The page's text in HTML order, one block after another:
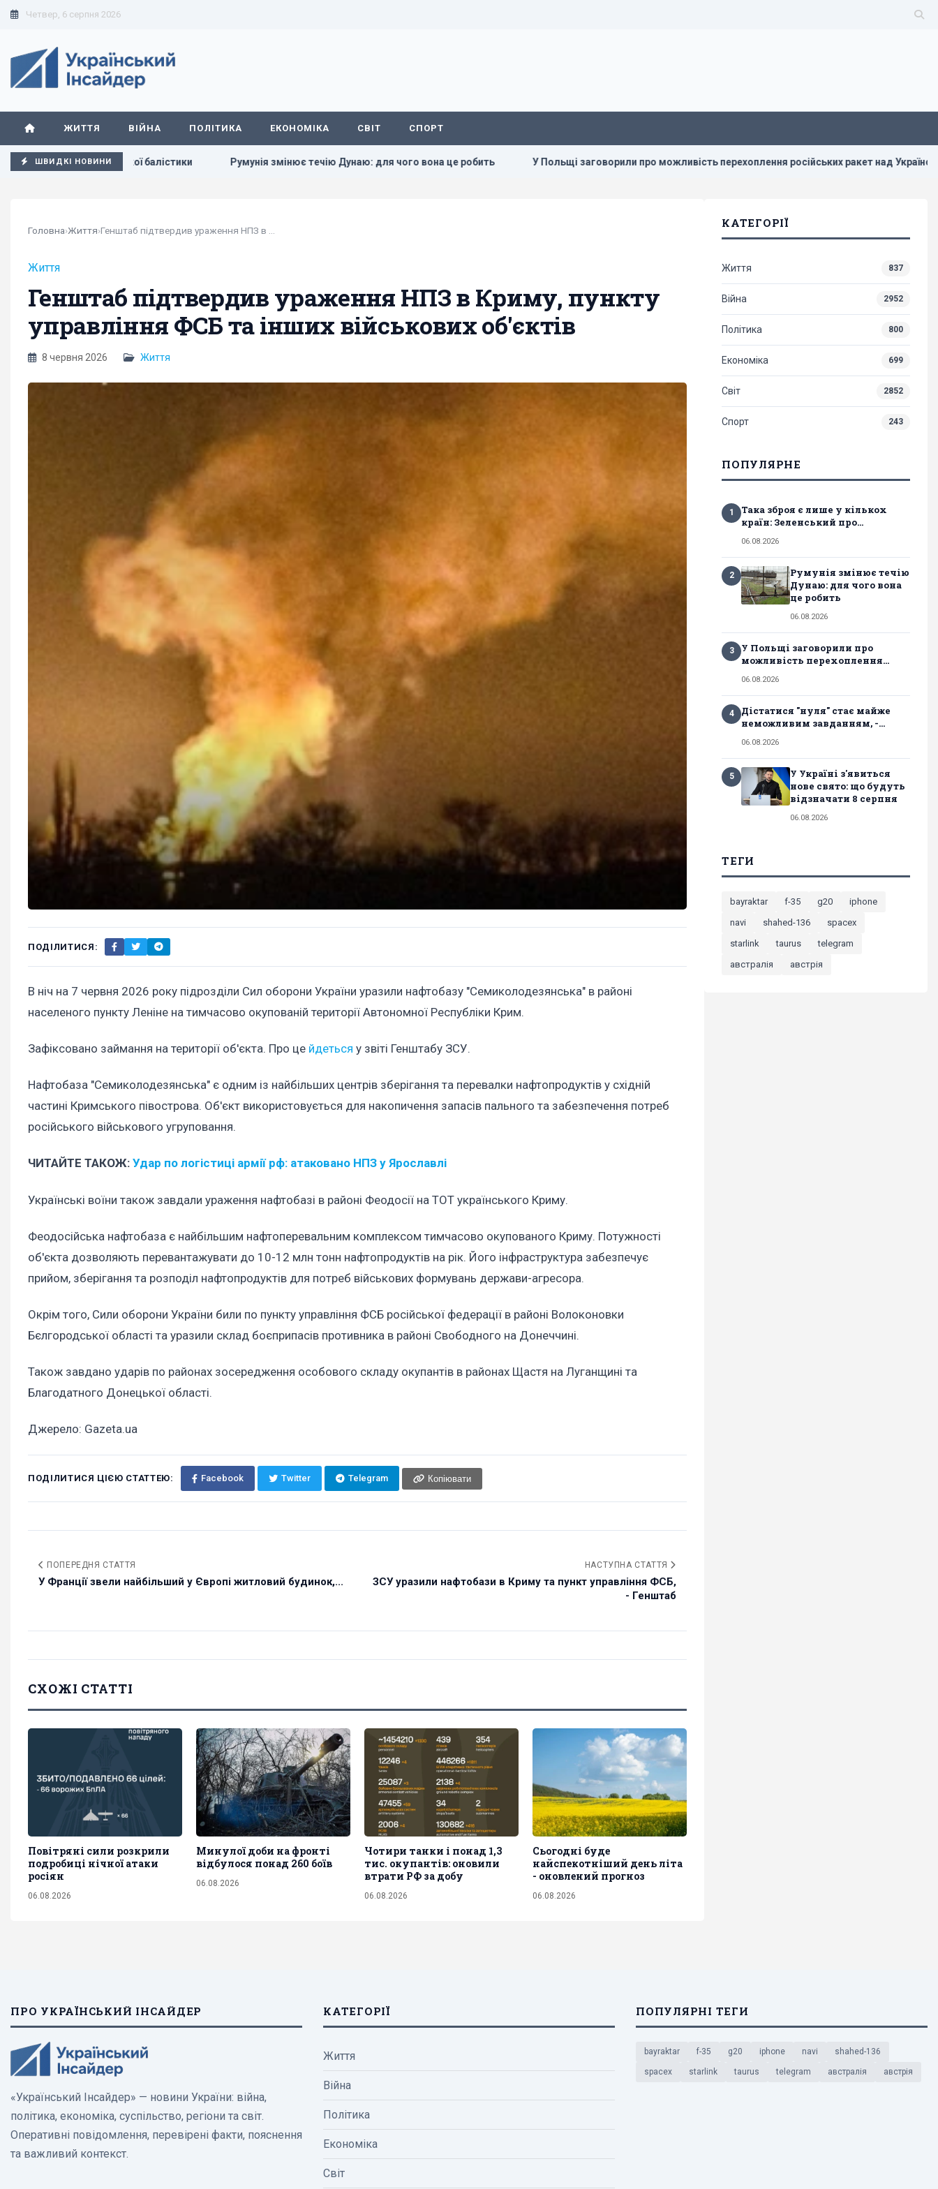
Четвер, 6 серпня 2026
ЖИТТЯ ВІЙНА ПОЛІТИКА ЕКОНОМІКА СВІТ СПОРТ
ШВИДКІ НОВИНИ
балістики Румунія змінює течію Дунаю: для чого вона це робить У Польщі заговорили про можливість перехоплення російських ракет над Україною, - PAP
Головна›Життя›
Життя
Генштаб підтвердив ураження НПЗ в Криму, пункту
управління ФСБ та інших військових об'єктів
8 червня 2026 Життя
ПОДІЛИТИСЯ:
В ніч на 7 червня 2026 року підрозділи Сил оборони України уразили нафтобазу "Семиколодезянська" в районі
населеного пункту Леніне на тимчасово окупованій території Автономної Республіки Крим.
Зафіксовано займання на території об'єкта. Про це йдеться у звіті Генштабу ЗСУ.
Нафтобаза "Семиколодезянська" є одним із найбільших центрів зберігання та перевалки нафтопродуктів у східній
частині Кримського півострова. Об'єкт використовується для накопичення запасів пального та забезпечення потреб
російського військового угруповання.
ЧИТАЙТЕ ТАКОЖ: Удар по логістиці армії рф: атаковано НПЗ у Ярославлі
Українські воїни також завдали ураження нафтобазі в районі Феодосії на ТОТ українського Криму.
Феодосійська нафтобаза є найбільшим нафтоперевальним комплексом тимчасово окупованого Криму. Потужності
об'єкта дозволяють перевантажувати до 10-12 млн тонн нафтопродуктів на рік. Його інфраструктура забезпечує
прийом, зберігання та розподіл нафтопродуктів для потреб військових формувань держави-агресора.
Окрім того, Сили оборони України били по пункту управління ФСБ російської федерації в районі Волоконовки
Бєлгородської області та уразили склад боєприпасів противника в районі Свободного на Донеччині.
Також завдано ударів по районах зосередження особового складу окупантів в районах Щастя на Луганщині та
Благодатного Донецької області.
Джерело: Gazeta.ua
ПОДІЛИТИСЯ ЦІЄЮ СТАТТЕЮ: Facebook Twitter Telegram Копіювати
ПОПЕРЕДНЯ СТАТТЯ
У Франції звели найбільший у Європі житловий будинок,...
НАСТУПНА СТАТТЯ
ЗСУ уразили нафтобази в Криму та пункт управління ФСБ,
- Генштаб
СХОЖІ СТАТТІ
Повітряні сили розкрили
подробиці нічної атаки
росіян
06.08.2026
Минулої доби на фронті
відбулося понад 260 боїв
06.08.2026
Чотири танки і понад 1,3
тис. окупантів: оновили
втрати РФ за добу
06.08.2026
Сьогодні буде
найспекотніший день літа
- оновлений прогноз
06.08.2026
КАТЕГОРІЇ
Життя 837
Війна 2952
Політика 800
Економіка 699
Світ 2852
Спорт 243
ПОПУЛЯРНЕ
1
Така зброя є лише у кількох
країн: Зеленський про...
06.08.2026
2
Румунія змінює течію
Дунаю: для чого вона
це робить
06.08.2026
3
У Польщі заговорили про
можливість перехоплення...
06.08.2026
4
Дістатися "нуля" стає майже
неможливим завданням, -...
06.08.2026
5
У Україні з'явиться
нове свято: що будуть
відзначати 8 серпня
06.08.2026
ТЕГИ
bayraktar f-35 g20
iphone
navi
shahed-136
spacex
starlink
taurus
telegram
австралія
австрія
ПРО УКРАЇНСЬКИЙ ІНСАЙДЕР
«Український Інсайдер» — новини України: війна,
політика, економіка, суспільство, регіони та світ.
Оперативні повідомлення, перевірені факти, пояснення
та важливий контекст.
КАТЕГОРІЇ
Життя
Війна
Політика
Економіка
Світ
ПОПУЛЯРНІ ТЕГИ
bayraktar f-35 g20 iphone navi shahed-136
spacex starlink taurus telegram австралія австрія